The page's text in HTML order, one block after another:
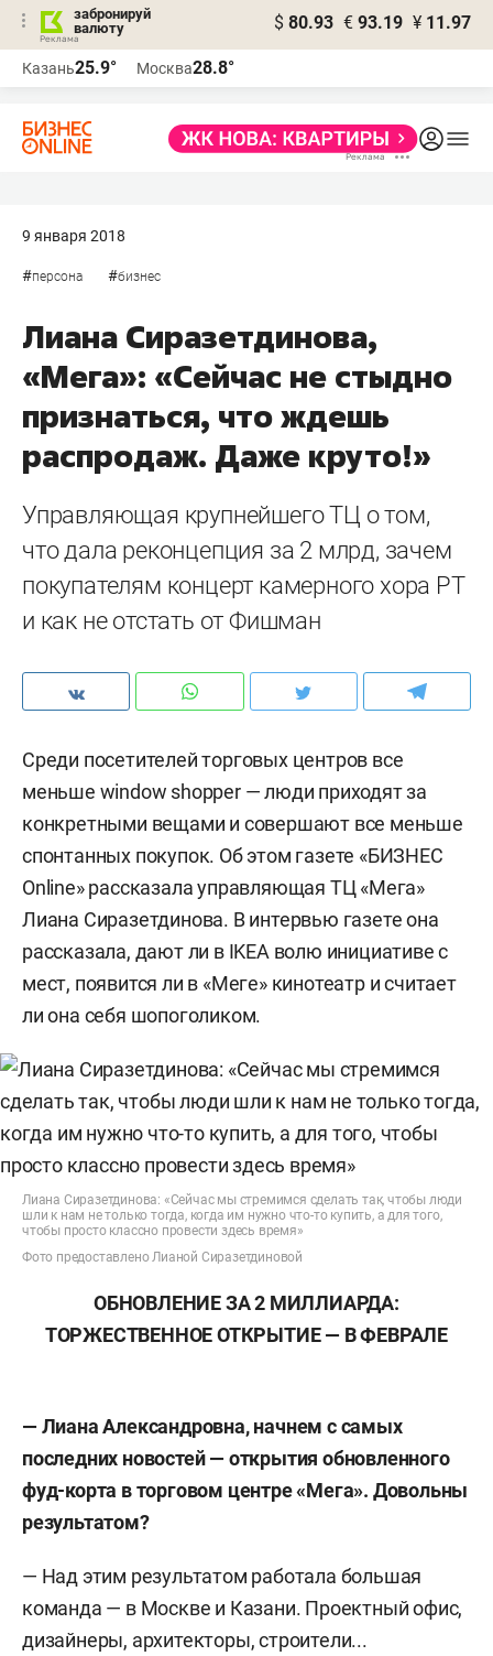
забронируй
валюту
$ 80.93 € 93.19 ¥ 11.97
Казань25.9° Москва28.8°
9 января 2018
#персона #бизнес
Лиана Сиразетдинова,
«Мега»: «Сейчас не стыдно
признаться, что ждешь
распродаж. Даже круто!»
Управляющая крупнейшего ТЦ о том,
что дала реконцепция за 2 млрд, зачем
покупателям концерт камерного хора РТ
и как не отстать от Фишман
Среди посетителей торговых центров все
меньше window shopper — люди приходят за
конкретными вещами и совершают все меньше
спонтанных покупок. Об этом газете «БИЗНЕС
Online» рассказала управляющая ТЦ «Мега»
Лиана Сиразетдинова. В интервью газете она
рассказала, дают ли в IKEA волю инициативе с
мест, появится ли в «Меге» кинотеатр и считает
ли она себя шопоголиком.
Лиана Сиразетдинова: «Сейчас мы стремимся сделать так, чтобы люди
шли к нам не только тогда, когда им нужно что-то купить, а для того,
чтобы просто классно провести здесь время»
Фото предоставлено Лианой Сиразетдиновой
ОБНОВЛЕНИЕ ЗА 2 МИЛЛИАРДА:
ТОРЖЕСТВЕННОЕ ОТКРЫТИЕ — В ФЕВРАЛЕ
— Лиана Александровна, начнем с самых
последних новостей — открытия обновленного
фуд-корта в торговом центре «Мега». Довольны
результатом?
— Над этим результатом работала большая
команда — в Москве и Казани. Проектный офис,
дизайнеры, архитекторы, строители...